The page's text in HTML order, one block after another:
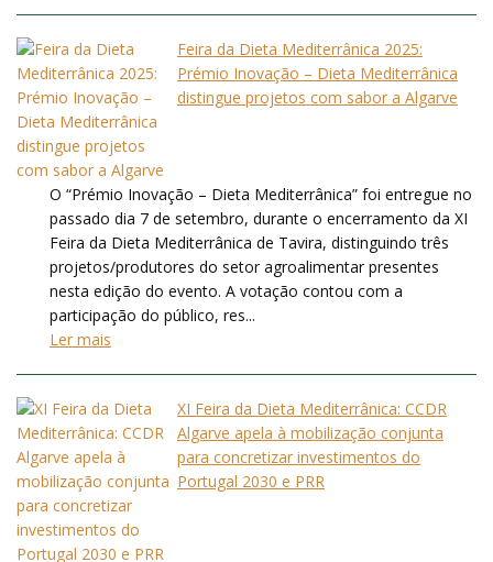
Feira da Dieta Mediterrânica 2025:
Prémio Inovação – Dieta Mediterrânica
distingue projetos com sabor a Algarve
O “Prémio Inovação – Dieta Mediterrânica” foi entregue no
passado dia 7 de setembro, durante o encerramento da XI
Feira da Dieta Mediterrânica de Tavira, distinguindo três
projetos/produtores do setor agroalimentar presentes
nesta edição do evento. A votação contou com a
participação do público, res...
Ler mais
XI Feira da Dieta Mediterrânica: CCDR
Algarve apela à mobilização conjunta
para concretizar investimentos do
Portugal 2030 e PRR